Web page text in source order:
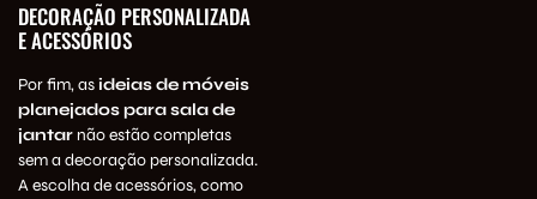
DECORAÇÃO PERSONALIZADA
E ACESSÓRIOS
Por fim, asideias de móveis
planejados para sala de
jantar não estão completas
sem a decoração personalizada.
A escolha de acessórios, como